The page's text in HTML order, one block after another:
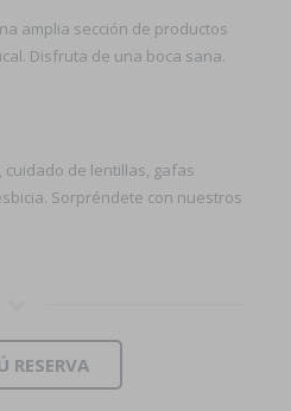
amplia sección de productos
Disfruta de una boca sana.
cuidado de lentillas, gafas
Sorpréndete con nuestros
RESERVA